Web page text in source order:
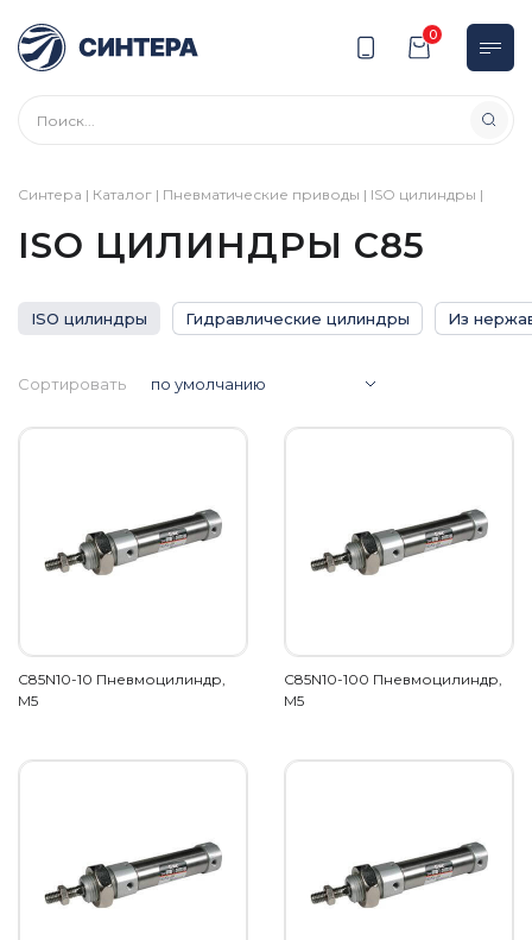
0
Синтера | Каталог | Пневматические приводы | ISO цилиндры |
ISO ЦИЛИНДРЫ C85
ISO цилиндры Гидравлические цилиндры Из
Сортировать
C85N10-10 Пневмоцилиндр,
M5
C85N10-100 Пневмоцилиндр,
M5